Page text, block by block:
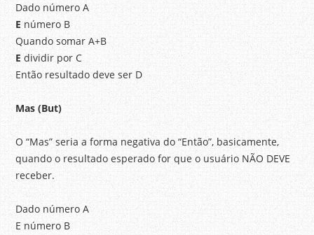
Dado número A
E número B
Quando somar A+B
Edividir por C
Então resultado deve ser D
Mas (But)
O “Mas” seria a forma negativa do “Então”, basicamente,
quando o resultado esperado for que o usuário NÃO DEVE
receber.
Dado número A
E número B